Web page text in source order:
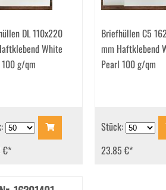
DL 110x220
White
g/qm
€*
Briefhüllen C5
mm Haftklebend
Pearl 100 g/qm
Stück:
23.85 €*